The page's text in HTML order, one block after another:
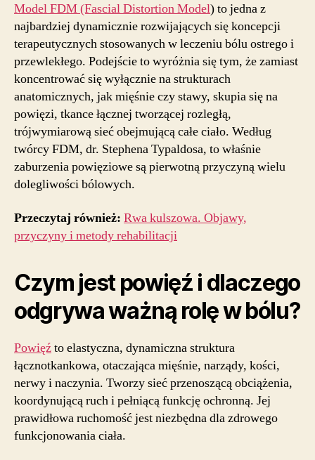
Model FDM (Fascial Distortion Model) to jedna z
najbardziej dynamicznie rozwijających się koncepcji
terapeutycznych stosowanych w leczeniu bólu ostrego i
przewlekłego. Podejście to wyróżnia się tym, że zamiast
koncentrować się wyłącznie na strukturach
anatomicznych, jak mięśnie czy stawy, skupia się na
powięzi, tkance łącznej tworzącej rozległą,
trójwymiarową sieć obejmującą całe ciało. Według
twórcy FDM, dr. Stephena Typaldosa, to właśnie
zaburzenia powięziowe są pierwotną przyczyną wielu
dolegliwości bólowych.
Przeczytaj również: Rwa kulszowa. Objawy,
przyczyny i metody rehabilitacji
Czym jest powięź i dlaczego
odgrywa ważną rolę w bólu?
Powięźto elastyczna, dynamiczna struktura
łącznotkankowa, otaczająca mięśnie, narządy, kości,
nerwy i naczynia. Tworzy sieć przenoszącą obciążenia,
koordynującą ruch i pełniącą funkcję ochronną. Jej
prawidłowa ruchomość jest niezbędna dla zdrowego
funkcjonowania ciała.